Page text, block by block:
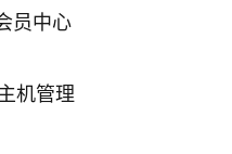
员中心
机管理